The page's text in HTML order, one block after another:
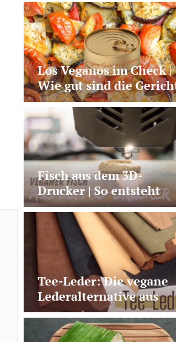
Los Veganos im Check |
Wie gut sind die
aus der Dose?
Fisch aus dem 3D-
Drucker | So entsteht
veganer Lachs aus
Pilzprotein
Tee-Leder: Die vegane
Lederalternative aus
Teeabfällen